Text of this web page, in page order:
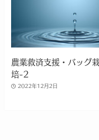
農業救済支援・バッグ
培-2
2022年12月2日